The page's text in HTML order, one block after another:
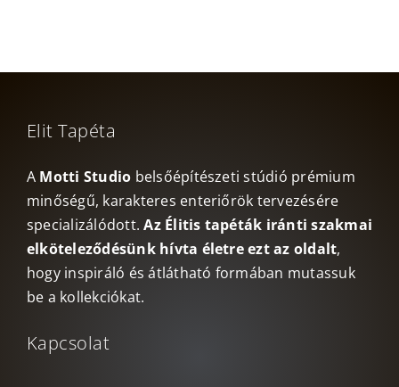
Elit Tapéta
A Motti Studio belsőépítészeti stúdió prémium
minőségű, karakteres enteriőrök tervezésére
specializálódott.Az Élitis tapéták iránti szakmai
elköteleződésünk hívta életre ezt az oldalt,
hogy inspiráló és átlátható formában mutassuk
be a kollekciókat.
Kapcsolat